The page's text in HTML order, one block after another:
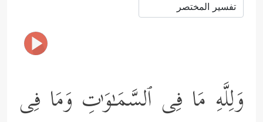
وَلِلَّهِ مَا فِی ٱلسَّمَـٰوَ ٰ⁠تِ وَمَا فِی